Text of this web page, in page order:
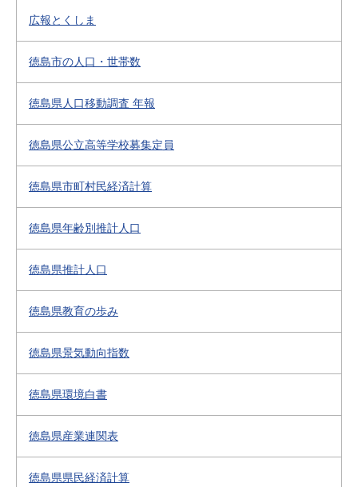
広報とくしま
徳島市の人口・世帯数
徳島県人口移動調査 年報
徳島県公立高等学校募集定員
徳島県市町村民経済計算
徳島県年齢別推計人口
徳島県推計人口
徳島県教育の歩み
徳島県景気動向指数
徳島県環境白書
徳島県産業連関表
徳島県県民経済計算